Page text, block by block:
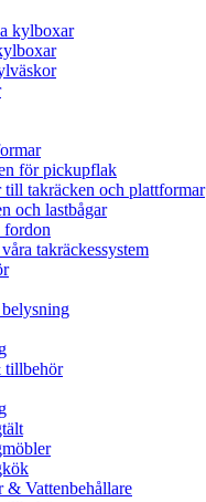
kylboxar
för pickupflak
takräcken och plattformar
och lastbågar
fordon
takräckessystem
tillbehör
& Vattenbehållare